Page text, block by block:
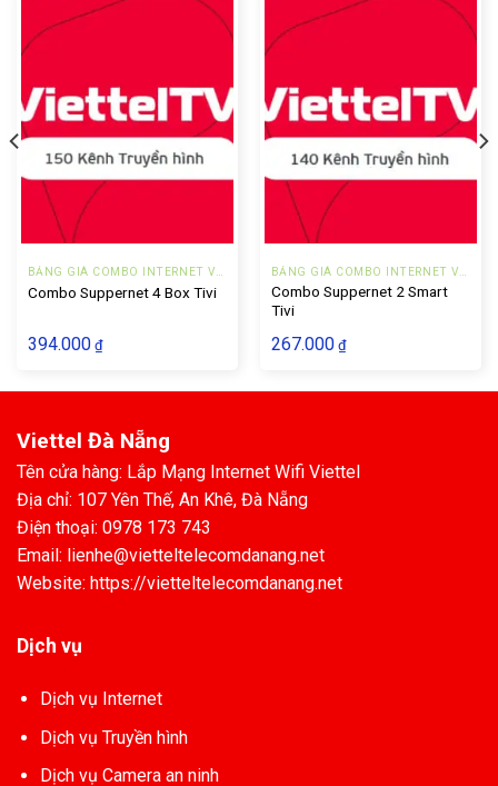
BẢNG GIÁ COMBO INTERNET VÀ TRUYỀN HÌNH VIETTEL ĐÀ NẴNG
Combo Suppernet 4 Box Tivi
394.000 ₫
BẢNG GIÁ COMBO INTERNET VÀ TRUYỀN HÌNH VIETTEL ĐÀ NẴNG
Combo Suppernet 2 Smart
Tivi
267.000 ₫
Viettel Đà Nẵng
Tên cửa hàng: Lắp Mạng Internet Wifi Viettel
Địa chỉ: 107 Yên Thế, An Khê, Đà Nẵng
Điện thoại: 0978 173 743
Email: lienhe@vietteltelecomdanang.net
Website: https://vietteltelecomdanang.net
Dịch vụ
Dịch vụ Internet
Dịch vụ Truyền hình
Dịch vụ Camera an ninh